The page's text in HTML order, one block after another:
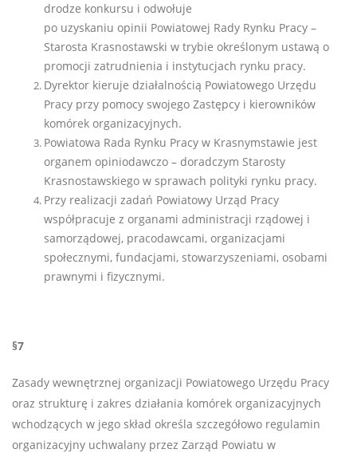
drodze konkursu i odwołuje
po uzyskaniu opinii Powiatowej Rady Rynku Pracy –
Starosta Krasnostawski w trybie określonym ustawą o
promocji zatrudnienia i instytucjach rynku pracy.
Dyrektor kieruje działalnością Powiatowego Urzędu
Pracy przy pomocy swojego Zastępcy i kierowników
komórek organizacyjnych.
Powiatowa Rada Rynku Pracy w Krasnymstawie jest
organem opiniodawczo – doradczym Starosty
Krasnostawskiego w sprawach polityki rynku pracy.
Przy realizacji zadań Powiatowy Urząd Pracy
współpracuje z organami administracji rządowej i
samorządowej, pracodawcami, organizacjami
społecznymi, fundacjami, stowarzyszeniami, osobami
prawnymi i fizycznymi.
§7
Zasady wewnętrznej organizacji Powiatowego Urzędu Pracy
oraz strukturę i zakres działania komórek organizacyjnych
wchodzących w jego skład określa szczegółowo regulamin
organizacyjny uchwalany przez Zarząd Powiatu w